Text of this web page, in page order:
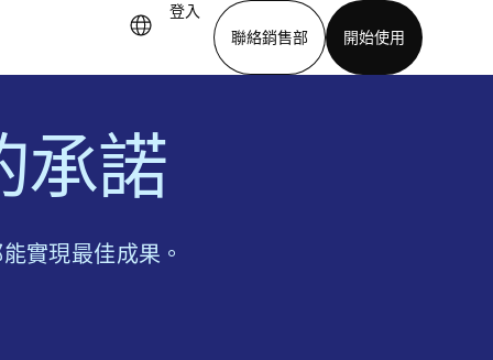
登入
聯絡銷售部
開始使用
承諾
實現最佳成果。